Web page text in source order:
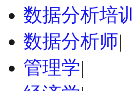
数据分析培训
数据分析师|
管理学|